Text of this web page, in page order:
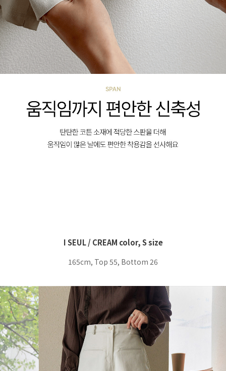
I SEUL / CREAM color, S size
165cm, Top 55, Bottom 26